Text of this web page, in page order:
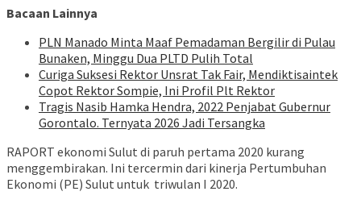
Bacaan Lainnya
PLN Manado Minta Maaf Pemadaman Bergilir di Pulau
Bunaken, Minggu Dua PLTD Pulih Total
Curiga Suksesi Rektor Unsrat Tak Fair, Mendiktisaintek
Copot Rektor Sompie, Ini Profil Plt Rektor
Tragis Nasib Hamka Hendra, 2022 Penjabat Gubernur
Gorontalo. Ternyata 2026 Jadi Tersangka
RAPORT ekonomi Sulut di paruh pertama 2020 kurang
menggembirakan. Ini tercermin dari kinerja Pertumbuhan
Ekonomi (PE) Sulut untuk triwulan I 2020.